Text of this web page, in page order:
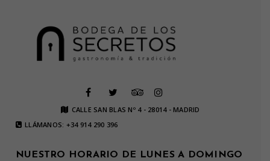
CALLE SAN BLAS Nº 4 - 28014 - MADRID
LLÁMANOS: +34 914 290 396
NUESTRO HORARIO DE LUNES A DOMINGO